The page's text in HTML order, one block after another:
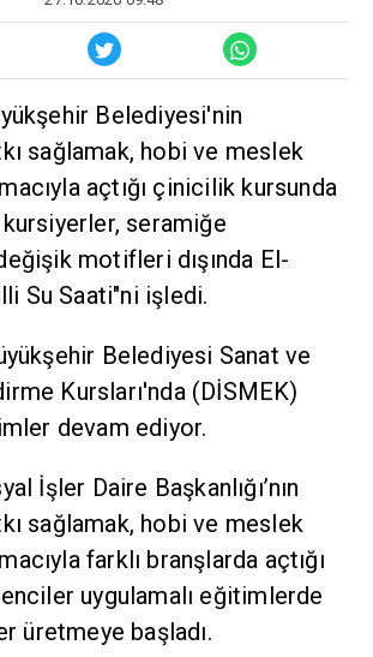
Belediyesi'nin
sağlamak, hobi ve meslek
açtığı çinicilik kursunda
seramiğe
motifleri dışında El-
Su Saati"ni işledi.
Belediyesi Sanat ve
Kursları'nda (DİSMEK)
devam ediyor.
İşler Daire Başkanlığı’nın
sağlamak, hobi ve meslek
farklı branşlarda açtığı
uygulamalı eğitimlerde
üretmeye başladı.